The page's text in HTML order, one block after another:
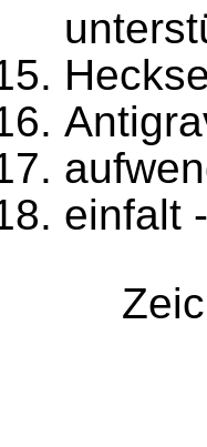
einfalt